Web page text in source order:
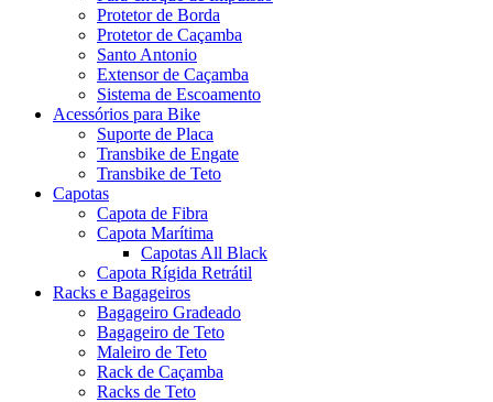
Protetor de Borda
Protetor de Caçamba
Santo Antonio
Extensor de Caçamba
Sistema de Escoamento
Acessórios para Bike
Suporte de Placa
Transbike de Engate
Transbike de Teto
Capotas
Capota de Fibra
Capota Marítima
Capotas All Black
Capota Rígida Retrátil
Racks e Bagageiros
Bagageiro Gradeado
Bagageiro de Teto
Maleiro de Teto
Rack de Caçamba
Racks de Teto